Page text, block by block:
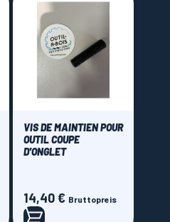
VIS DE MAINTIEN POUR
OUTIL COUPE
D'ONGLET
Preis
14,40 € Bruttopreis